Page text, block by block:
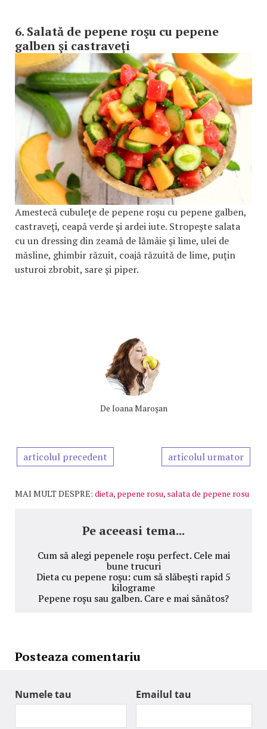
6. Salată de pepene roşu cu pepene
galben şi castraveţi
Amestecă cubuleţe de pepene roşu cu pepene galben,
castraveţi, ceapă verde şi ardei iute. Stropeşte salata
cu un dressing din zeamă de lămâie şi lime, ulei de
măsline, ghimbir răzuit, coajă răzuită de lime, puţin
usturoi zbrobit, sare şi piper.
De Ioana Maroşan
articolul precedent articolul urmator
MAI MULT DESPRE: dieta, pepene rosu, salata de pepene rosu
Pe aceeasi tema...
Cum să alegi pepenele roşu perfect. Cele mai
bune trucuri
Dieta cu pepene roşu: cum să slăbeşti rapid 5
kilograme
Pepene roșu sau galben. Care e mai sănătos?
Posteaza comentariu
Numele tau Emailul tau